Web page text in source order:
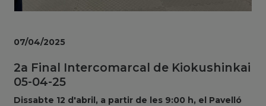
2a Final Intercomarcal de Kiokushinkai
05-04-25
Dissabte 12 d'abril, a partir de les 9:00 h, el Pavelló
07/04/2025